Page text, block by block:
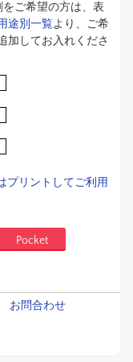
ご希望の方は、表
途別一覧より、ご希
加してお入れくださ
プリントしてご利用
Pocket
お問合わせ